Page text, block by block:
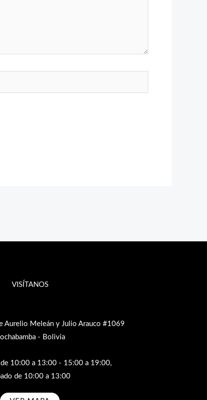
VISÍTANOS
Aurelio Meleán y Julio Arauco #1069
- Bolivia
de 10:00 a 13:00 - 15:00 a 19:00,
de 10:00 a 13:00